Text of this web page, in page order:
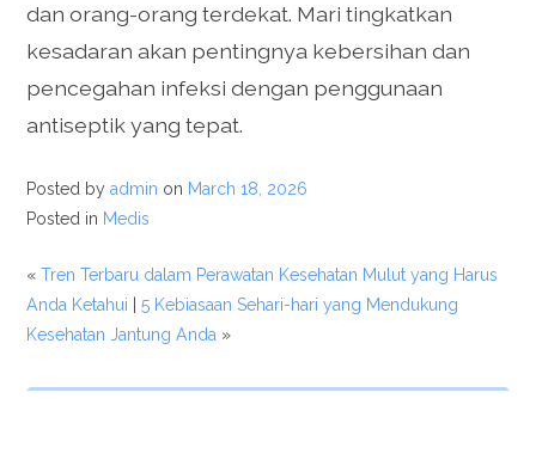
dan orang-orang terdekat. Mari tingkatkan
kesadaran akan pentingnya kebersihan dan
pencegahan infeksi dengan penggunaan
antiseptik yang tepat.
Posted byadmin on March 18, 2026
Posted in Medis
«Tren Terbaru dalam Perawatan Kesehatan Mulut yang Harus
Anda Ketahui |5 Kebiasaan Sehari-hari yang Mendukung
Kesehatan Jantung Anda »